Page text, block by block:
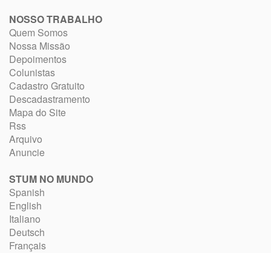
NOSSO TRABALHO
Quem Somos
Nossa Missão
Depoimentos
Colunistas
Cadastro Gratuito
Descadastramento
Mapa do Site
Rss
Arquivo
Anuncie
STUM NO MUNDO
Spanish
English
Italiano
Deutsch
Français